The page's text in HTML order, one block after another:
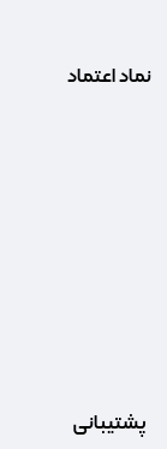
نماد اعتماد
پشتیبانی